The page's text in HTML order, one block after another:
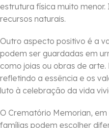
estrutura física muito
recursos naturais.
Outro aspecto positivo é a
podem ser guardadas em
como joias ou obras de
refletindo a essência e os
luto à celebração da vida
O Crematório Memorian,
famílias podem escolher